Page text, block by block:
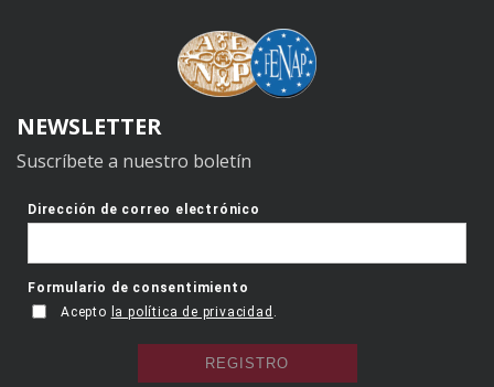
NEWSLETTER
Suscríbete a nuestro boletín